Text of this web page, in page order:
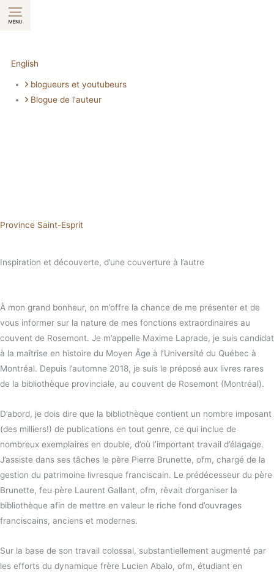
Aller
au
English
blogueurs et youtubeurs
Blogue de l'auteur
Province Saint-Esprit
Inspiration et découverte, d’une couverture à l’autre
À mon grand bonheur, on m’offre la chance de me présenter et de
vous informer sur la nature de mes fonctions extraordinaires au
couvent de Rosemont. Je m’appelle Maxime Laprade, je suis candidat
à la maîtrise en histoire du Moyen Âge à l’Université du Québec à
Montréal. Depuis l’automne 2018, je suis le préposé aux livres rares
de la bibliothèque provinciale, au couvent de Rosemont (Montréal).
D’abord, je dois dire que la bibliothèque contient un nombre imposant
(des milliers!) de publications en tout genre, ce qui inclue de
nombreux exemplaires en double, d’où l’important travail d’élagage.
J’assiste dans ses tâches le père Pierre Brunette, ofm, chargé de la
gestion du patrimoine livresque franciscain. Le prédécesseur du père
Brunette, feu père Laurent Gallant, ofm, rêvait d’organiser la
bibliothèque afin de mettre en valeur le riche fond d’ouvrages
franciscains, anciens et modernes.
Sur la base de son travail colossal, substantiellement augmenté par
les efforts du dynamique frère Lucien Abalo, ofm, étudiant en